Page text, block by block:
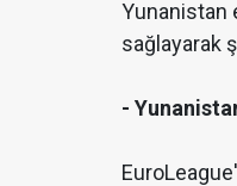
Yunanistan
sağlayarak
-